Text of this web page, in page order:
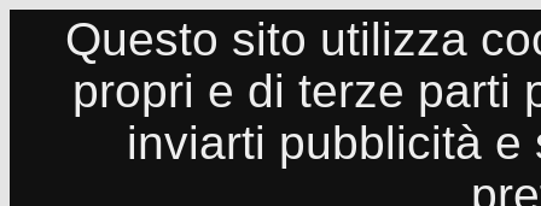
Questo sito utilizza
propri e di terze parti
inviarti pubblicità